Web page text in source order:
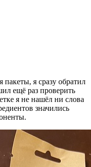
пакеты, я сразу обратил
ещё раз проверить
я не нашёл ни слова
значились